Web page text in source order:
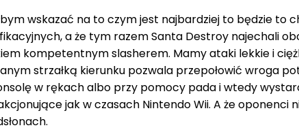
wskazać na to czym jest najbardziej to będzie to
a że tym razem Santa Destroy najechali
kompetentnym slasherem. Mamy ataki lekkie i
strzałką kierunku pozwala przepołowić wroga
w rękach albo przy pomocy pada i wtedy
jak w czasach Nintendo Wii. A że oponenci